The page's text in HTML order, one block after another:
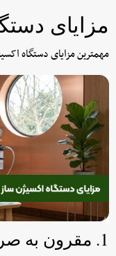
مزایای
مهمترین مزایای دستگاه
1. مقرون به صرفه بودن در بلندمدت